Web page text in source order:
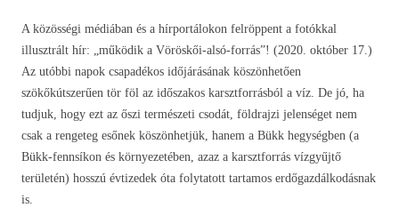
A közösségi médiában és a hírportálokon felröppent a fotókkal
illusztrált hír: „működik a Vöröskői-alsó-forrás”! (2020. október 17.)
Az utóbbi napok csapadékos időjárásának köszönhetően
szökőkútszerűen tör föl az időszakos karsztforrásból a víz. De jó, ha
tudjuk, hogy ezt az őszi természeti csodát, földrajzi jelenséget nem
csak a rengeteg esőnek köszönhetjük, hanem a Bükk hegységben (a
Bükk-fennsíkon és környezetében, azaz a karsztforrás vízgyűjtő
területén) hosszú évtizedek óta folytatott tartamos erdőgazdálkodásnak
is.